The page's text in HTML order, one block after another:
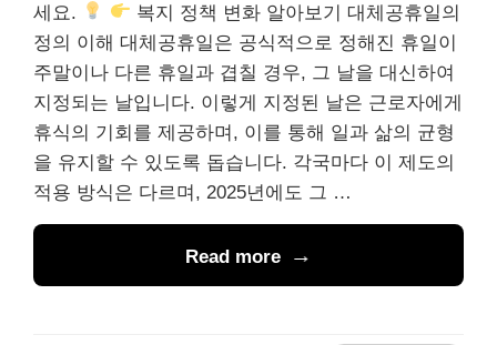
세요.
복지 정책 변화 알아보기 대체공휴일의
정의 이해 대체공휴일은 공식적으로 정해진 휴일이
주말이나 다른 휴일과 겹칠 경우, 그 날을 대신하여
지정되는 날입니다. 이렇게 지정된 날은 근로자에게
휴식의 기회를 제공하며, 이를 통해 일과 삶의 균형
을 유지할 수 있도록 돕습니다. 각국마다 이 제도의
적용 방식은 다르며, 2025년에도 그 …
Read more